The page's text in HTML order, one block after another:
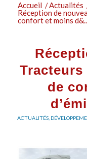
Accueil /Actualités
Réception de
confort et moins
de
ACTUALITÉS,